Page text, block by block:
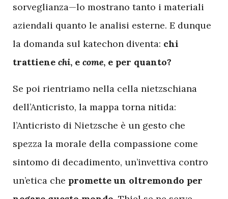
sorveglianza—lo mostrano tanto i materiali
aziendali quanto le analisi esterne. E dunque
la domanda sul katechon diventa: chi
trattiene chi, e come, e per quanto?
Se poi rientriamo nella cella nietzschiana
dell’Anticristo, la mappa torna nitida:
l’Anticristo di Nietzsche è un gesto che
spezza la morale della compassione come
sintomo di decadimento, un’invettiva contro
un’etica che promette un oltremondo per